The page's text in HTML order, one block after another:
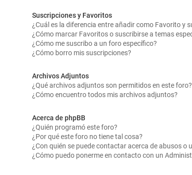
Suscripciones y Favoritos
¿Cuál es la diferencia entre añadir como Favorito y
¿Cómo marcar Favoritos o suscribirse a temas
¿Cómo me suscribo a un foro específico?
¿Cómo borro mis suscripciones?
Archivos Adjuntos
¿Qué archivos adjuntos son permitidos en este foro?
¿Cómo encuentro todos mis archivos adjuntos?
Acerca de phpBB
¿Quién programó este foro?
¿Por qué este foro no tiene tal cosa?
¿Con quién se puede contactar acerca de abusos o
¿Cómo puedo ponerme en contacto con un